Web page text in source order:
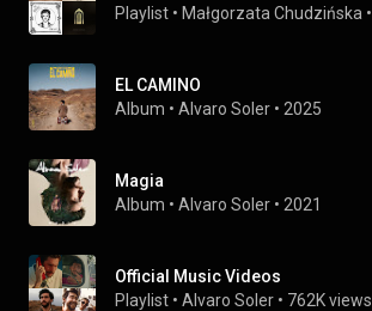
Playlist • Małgorzata Chudzińska •
EL CAMINO
Album • Alvaro Soler • 2025
Magia
Album • Alvaro Soler • 2021
Official Music Videos
Playlist • Alvaro Soler • 762K views